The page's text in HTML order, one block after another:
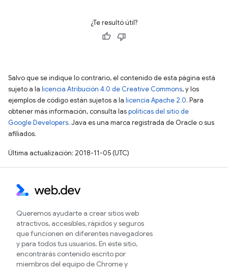
¿Te resultó útil?
Salvo que se indique lo contrario, el contenido de esta página está
sujeto a la licencia Atribución 4.0 de Creative Commons, y los
ejemplos de código están sujetos a la licencia Apache 2.0. Para
obtener más información, consulta laspolíticas del sitio de
Google Developers. Java es una marca registrada de Oracle o sus
afiliados.
Última actualización: 2018-11-05 (UTC)
Queremos ayudarte a crear sitios web
atractivos, accesibles, rápidos y seguros
que funcionen en diferentes navegadores
y para todos tus usuarios. En este sitio,
encontrarás contenido escrito por
miembros del equipo de Chrome y